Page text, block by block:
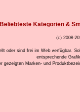
Beliebteste Kategorien &
(c) 2008-
oder sind frei im Web verfügbar.
entsprechende
gezeigten Marken- und